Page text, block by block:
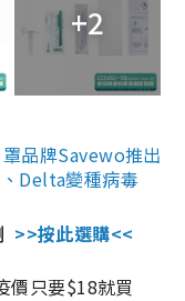
+2
品牌Savewo推出
Delta變種病毒
>>按此選購<<
價只要$18就買